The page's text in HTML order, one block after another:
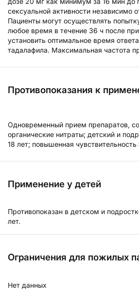
сексуальной активности независимо
Пациенты могут осуществлять
любое время в течение 36 ч после
установить оптимальное время
тадалафила. Максимальная частота
Противопоказания к
Одновременный прием препаратов,
органические нитраты; детский и
18 лет; повышенная чувствительность
Применение у детей
Противопоказан в детском и
лет.
Ограничения для пожилых
Нет данных